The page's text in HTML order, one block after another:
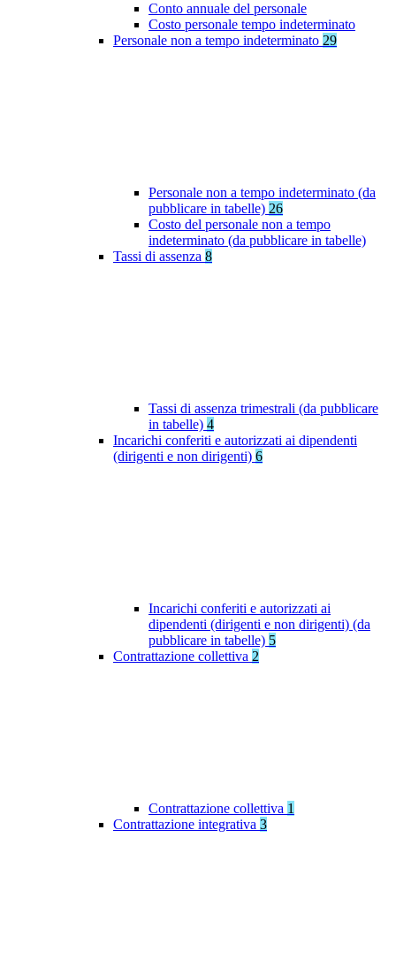
Conto annuale del personale
Costo personale tempo indeterminato
Personale non a tempo indeterminato 29
Personale non a tempo indeterminato (da
pubblicare in tabelle) 26
Costo del personale non a tempo
indeterminato (da pubblicare in tabelle)
Tassi di assenza 8
Tassi di assenza trimestrali (da pubblicare
in tabelle) 4
Incarichi conferiti e autorizzati ai dipendenti
(dirigenti e non dirigenti) 6
Incarichi conferiti e autorizzati ai
dipendenti (dirigenti e non dirigenti) (da
pubblicare in tabelle) 5
Contrattazione collettiva 2
Contrattazione collettiva 1
Contrattazione integrativa 3